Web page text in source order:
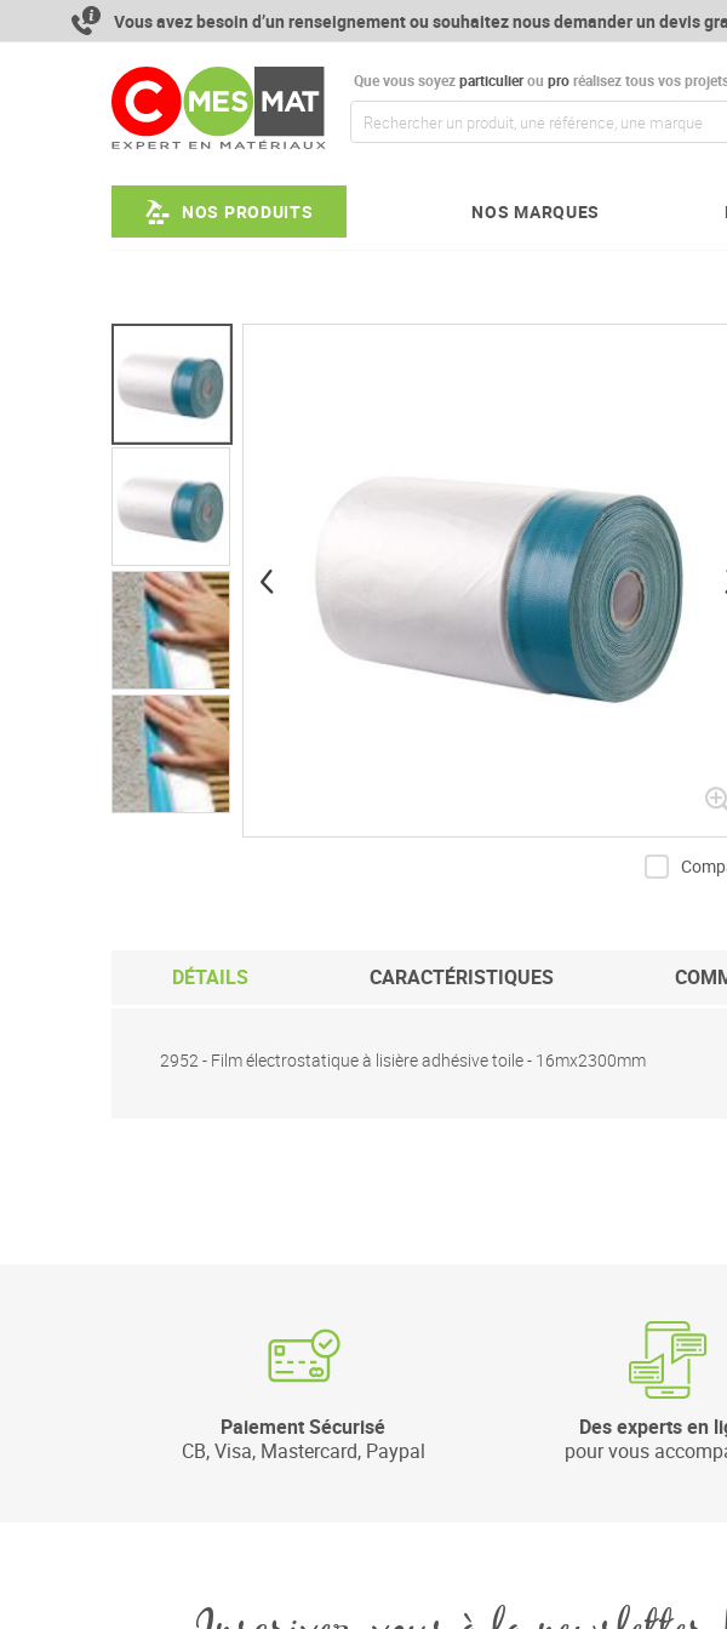
contenu
Vous avez besoin d’un renseignement ou souhaitez nous demander un devis
Que vous soyezparticulierou proréalisez tous vos
NOS PRODUITS NOS MARQUES
Passer
d’images
DÉTAILS
2952 - Film électrostatique à lisière adhésive toile - 16mx2300mm
CARACTÉRISTIQUES
Paiement Sécurisé
CB, Visa, Mastercard, Paypal
Des experts en
pour vous